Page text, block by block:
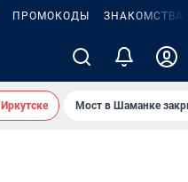
ПРОМОКОДЫ ЗНАКОМСТВА
Мост в Шаманке